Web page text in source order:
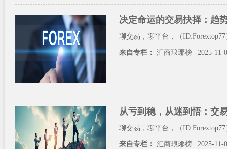
决定命运的交易抉择：趋
聊交易，聊平台，（
来自专栏： 汇商琅琊榜 | 2025-11-
从亏到稳，从迷到悟：交
聊交易，聊平台，（
来自专栏： 汇商琅琊榜 | 2025-11-